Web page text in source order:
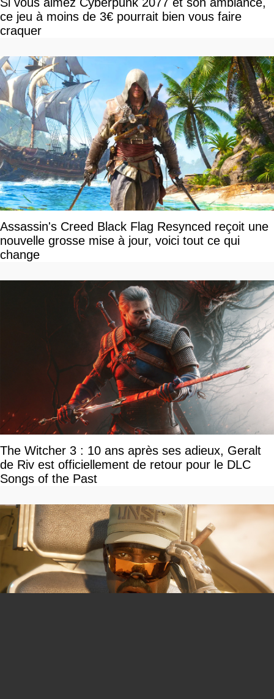
ce jeu à moins de 3€ pourrait bien vous faire
craquer
Assassin's Creed Black Flag Resynced reçoit une
nouvelle grosse mise à jour, voici tout ce qui
change
The Witcher 3 : 10 ans après ses adieux, Geralt
de Riv est officiellement de retour pour le DLC
Songs of the Past